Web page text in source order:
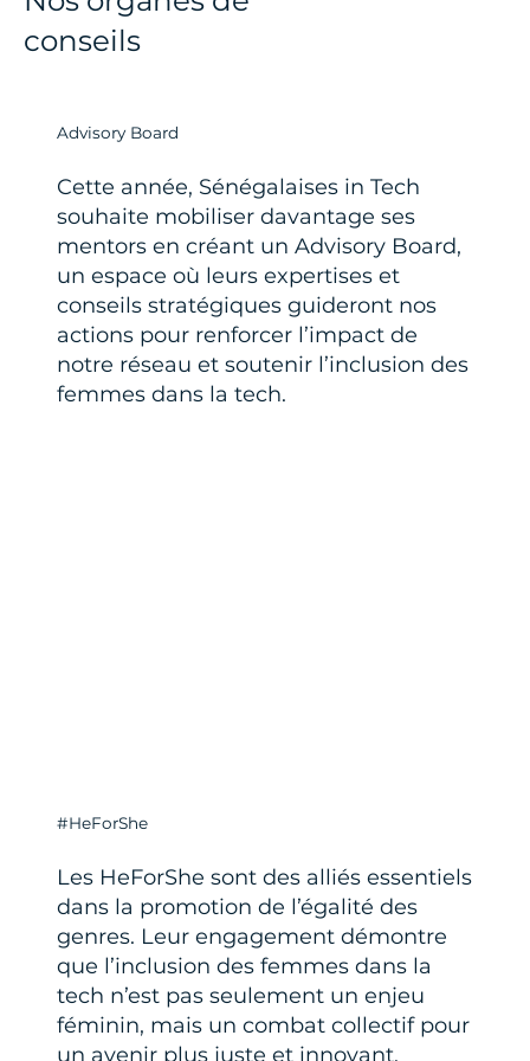
conseils
Les HeForShe sont des alliés essentiels
dans la promotion de l’égalité des
genres. Leur engagement démontre
que l’inclusion des femmes dans la
tech n’est pas seulement un enjeu
féminin, mais un combat collectif pour
un avenir plus juste et innovant.
#HeForShe
Cette année, Sénégalaises in Tech
souhaite mobiliser davantage ses
mentors en créant un Advisory Board,
un espace où leurs expertises et
conseils stratégiques guideront nos
actions pour renforcer l’impact de
notre réseau et soutenir l’inclusion des
femmes dans la tech.
Advisory Board